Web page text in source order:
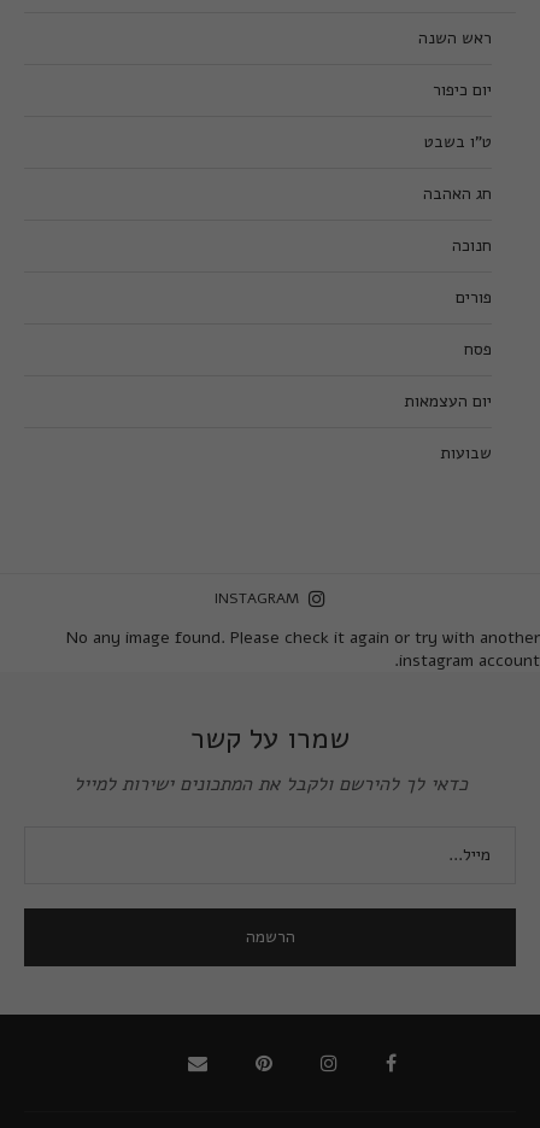
ראש השנה
יום כיפור
ט”ו בשבט
חג האהבה
חנוכה
פורים
פסח
יום העצמאות
שבועות
INSTAGRAM
No any image found. Please check it again or try with another
instagram account.
שמרו על קשר
כדאי לך להירשם ולקבל את המתכונים ישירות למייל